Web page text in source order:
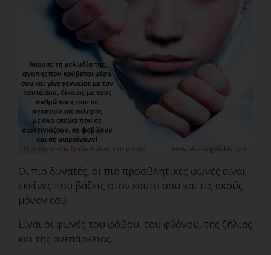
Οι πιο δυνατές, οι πιο προσβλητικές φωνές είναι
εκείνες που βάζεις στον εαυτό σου και τις ακούς
μόνον εσύ.
Είναι οι φωνές του φόβου, του φθόνου, της ζήλιας
και της ανεπάρκειας.